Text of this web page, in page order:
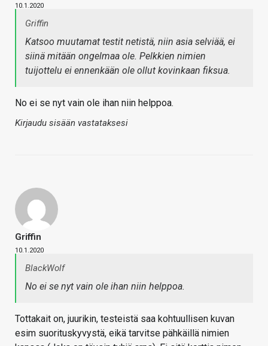
10.1.2020
Griffin
Katsoo muutamat testit netistä, niin asia selviää, ei
siinä mitään ongelmaa ole. Pelkkien nimien
tuijottelu ei ennenkään ole ollut kovinkaan fiksua.
No ei se nyt vain ole ihan niin helppoa.
Kirjaudu sisään vastataksesi
Griffin
10.1.2020
BlackWolf
No ei se nyt vain ole ihan niin helppoa.
Tottakait on, juurikin, testeistä saa kohtuullisen kuvan
esim suorituskyvystä, eikä tarvitse pähkäillä nimien